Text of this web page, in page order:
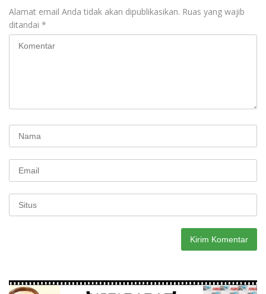
Alamat email Anda tidak akan dipublikasikan. Ruas yang wajib
ditandai *